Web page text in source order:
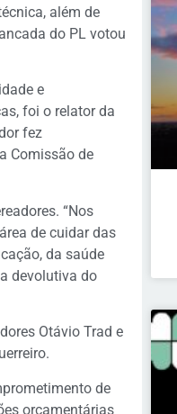
além de
do PL votou
e
foi o relator da
fez
Comissão de
“Nos
de cuidar das
da saúde
devolutiva do
Otávio Trad e
de
orçamentárias